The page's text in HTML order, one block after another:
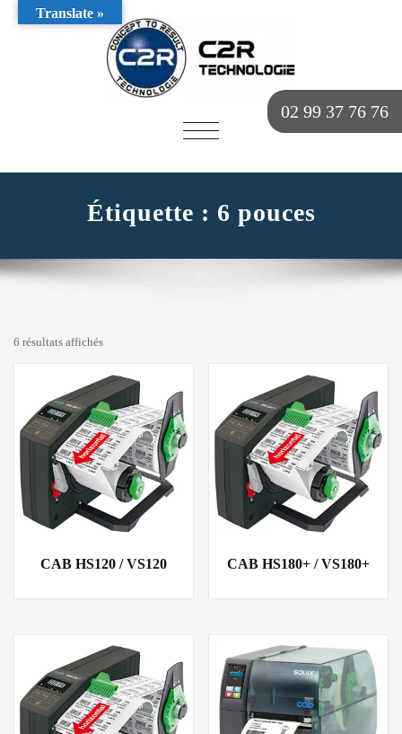
02 99 37 76 76
AFFICHER/MASQUER
Étiquette : 6 pouces
6 résultats affichés
CAB HS120 / VS120 CAB HS180+ / VS180+
Translate »